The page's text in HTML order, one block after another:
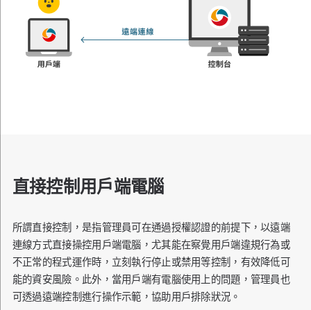
直接控制用戶端電腦
所謂直接控制，是指管理員可在通過授權認證的前提下，以遠端
連線方式直接操控用戶端電腦，尤其能在察覺用戶端違規行為或
不正常的程式運作時，立刻執行停止或禁用等控制，有效降低可
能的資安風險。此外，當用戶端有電腦使用上的問題，管理員也
可透過遠端控制進行操作示範，協助用戶排除狀況。